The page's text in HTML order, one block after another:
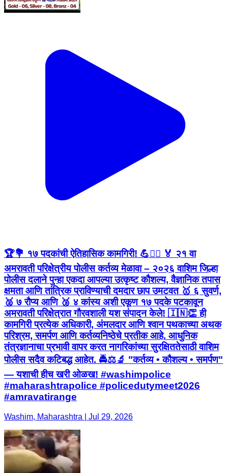
🏆💐 १७ पदकांची ऐतिहासिक कामगिरी! 💪👮‍♂️ 🏅 २१ वा
अमरावती परिक्षेत्रीय पोलीस कर्तव्य मेळावा – २०२६ वाशिम जिल्हा
पोलीस दलाने पुन्हा एकदा आपल्या उत्कृष्ट कौशल्य, वैज्ञानिक तपास
क्षमता आणि तांत्रिक प्राविण्याची दमदार छाप उमटवत 🥇 ६ सुवर्ण,
🥈 ७ रौप्य आणि 🥉 ४ कांस्य अशी एकूण १७ पदके पटकावून
अमरावती परिक्षेत्रात गौरवशाली यश संपादन केले! 🇮🇳👏 ही
कामगिरी प्रत्येक अधिकारी, अंमलदार आणि श्वान पथकाच्या अथक
परिश्रम, समर्पण आणि कर्तव्यनिष्ठेचे प्रतीक आहे. आधुनिक
तंत्रज्ञानाचा प्रभावी वापर करत नागरिकांच्या सुरक्षिततेसाठी वाशिम
पोलीस सदैव कटिबद्ध आहेत. 🚔⚖️🔬 "कर्तव्य • कौशल्य • समर्पण"
— यशाची हीच खरी ओळख! #washimpolice
#maharashtrapolice #policedutymeet2026
#amravatirange
Washim, Maharashtra | Jul 29, 2026